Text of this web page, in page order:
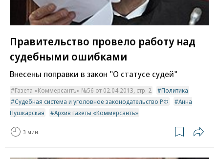
Правительство провело работу над
судебными ошибками
Внесены поправки в закон "О статусе судей"
Газета «Коммерсантъ» №56 от 02.04.2013, стр. 2
Политика
Судебная система и уголовное законодательство РФ
Анна
Пушкарская
Архив газеты «Коммерсантъ»
3 мин.